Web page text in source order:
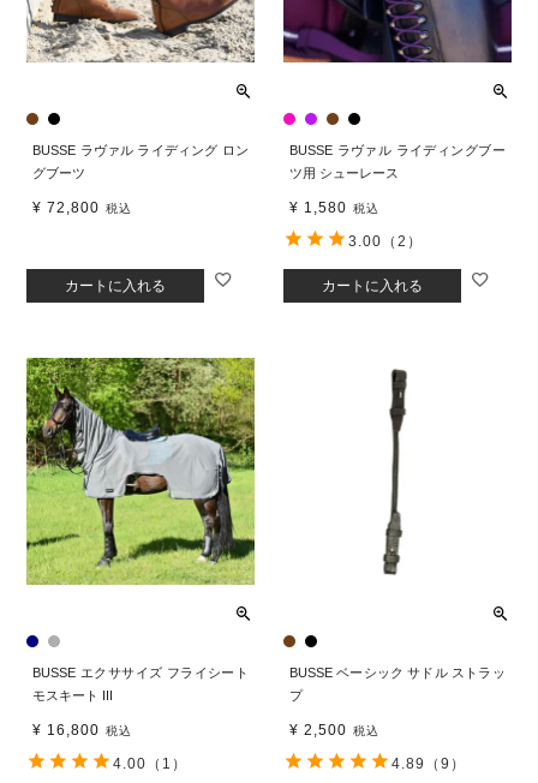
BUSSE ラヴァル ライディング ロン
グブーツ
¥ 72,800 税込
カートに入れる
BUSSE ラヴァル ライディングブー
ツ用 シューレース
¥ 1,580 税込
カートに入れる
3.00 （2）
BUSSE エクササイズ フライシート
モスキート III
¥ 16,800 税込
4.00 （1）
BUSSE ベーシック サドル ストラッ
プ
¥ 2,500 税込
4.89 （9）